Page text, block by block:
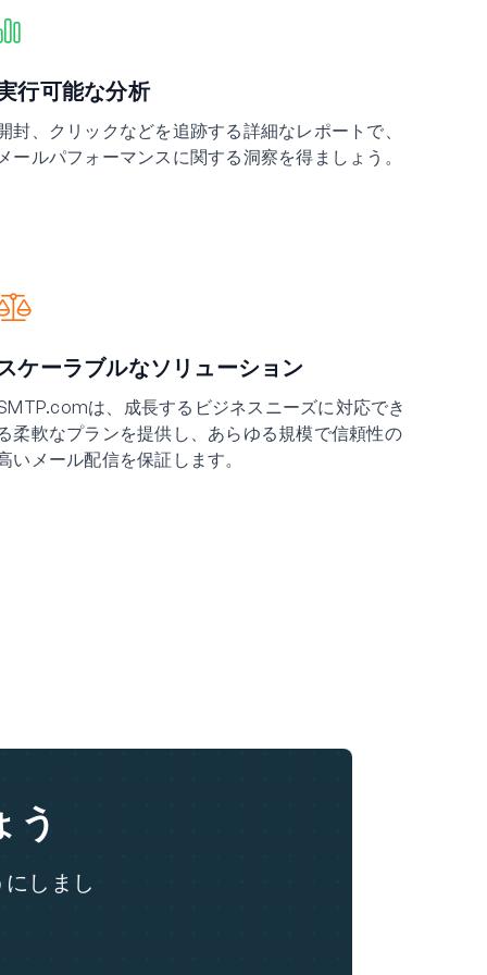
行可能な分析
封、クリックなどを追跡する詳細なレポートで、
ールパフォーマンスに関する洞察を得ましょう。
ケーラブルなソリューション
は、成長するビジネスニーズに対応でき
柔軟なプランを提供し、あらゆる規模で信頼性の
いメール配信を保証します。
う
しまし